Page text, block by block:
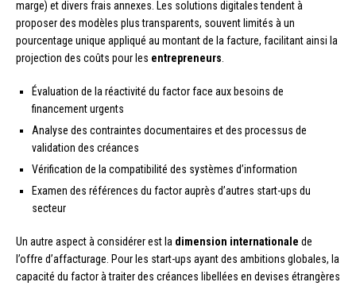
marge) et divers frais annexes. Les solutions digitales tendent à
proposer des modèles plus transparents, souvent limités à un
pourcentage unique appliqué au montant de la facture, facilitant ainsi la
projection des coûts pour les entrepreneurs
Évaluation de la réactivité du factor face aux besoins de
financement urgents
Analyse des contraintes documentaires et des processus de
validation des créances
Vérification de la compatibilité des systèmes d’information
Examen des références du factor auprès d’autres start-ups du
secteur
Un autre aspect à considérer est la dimension internationale de
l’offre d’affacturage. Pour les start-ups ayant des ambitions globales, la
capacité du factor à traiter des créances libellées en devises étrangères